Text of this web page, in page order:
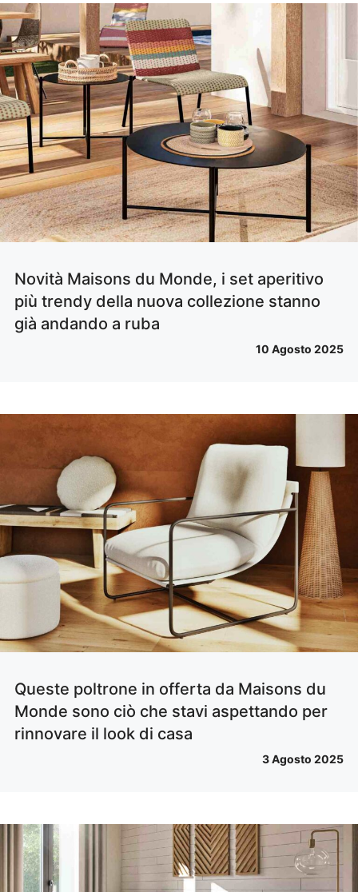
Novità Maisons du Monde, i set aperitivo
più trendy della nuova collezione stanno
già andando a ruba
10 Agosto 2025
Queste poltrone in offerta da Maisons du
Monde sono ciò che stavi aspettando per
rinnovare il look di casa
3 Agosto 2025